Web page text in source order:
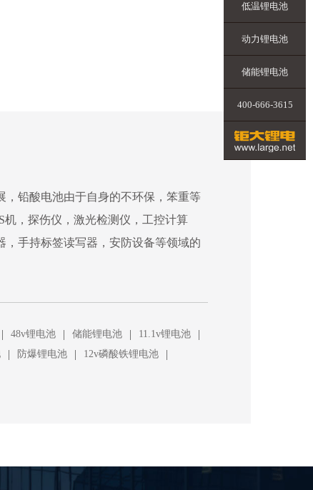
铅酸电池由于自身的不环保，笨重等
，探伤仪，激光检测仪，工控计算
手持标签读写器，安防设备等领域的
| 48v锂电池 | 储能锂电池 | 11.1v锂电池 |
| 防爆锂电池 | 12v磷酸铁锂电池 |
低温锂电池
动力锂电池
储能锂电池
400-666-3615